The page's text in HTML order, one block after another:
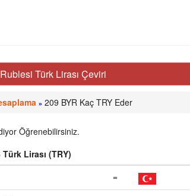
Türk Lirası Çeviri
» 209 BYR Kaç TRY Eder
Öğrenebilirsiniz.
Lirası (TRY)
=